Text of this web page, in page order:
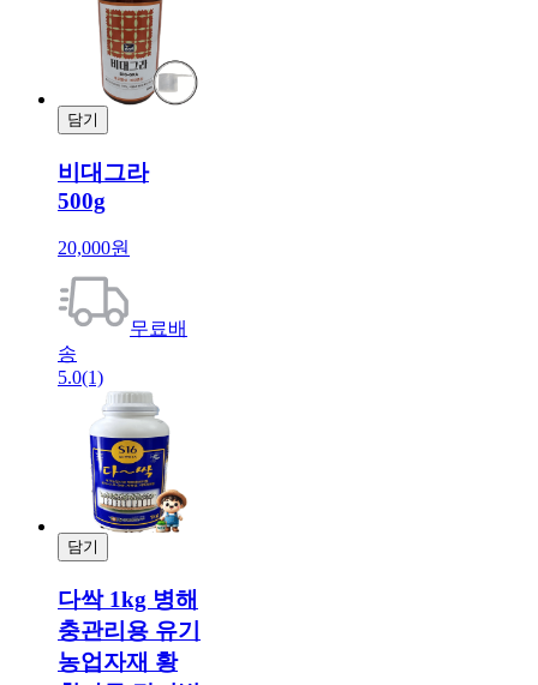
결제
담기
비대그라
500g
20,000원
무료배
송
5.0(1)
결제
담기
다싹 1kg 병해
충관리용 유기
농업자재 황